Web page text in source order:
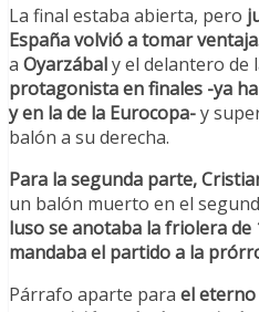
La final estaba abierta, pero
España volvió a tomar
a Oyarzábaly el delantero de
protagonista en finales -ya
y en la de la Eurocopa-y
balón a su derecha.
Para la segunda parte,
un balón muerto en el
luso se anotaba la friolera de
mandaba el partido a la
Párrafo aparte para el eterno